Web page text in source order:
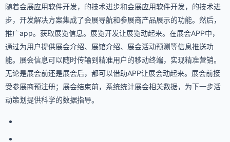
随着会展应用软件开发，的技术进步和会展应用软件开发，的技术进
步，开发解决方案集成了会展导航和参展商产品展示的功能。然后，
推广app。获取展览信息。展览开发让展览动起来。在展会APP中，
通过为用户提供展会介绍、展馆介绍、展会活动预测等信息推送功
能。展会信息可以随时传输到精准用户的移动终端，实现精准营销。
无论是展会前还是展会后，都可以借助APP让展会动起来。展会前接
受参展商预注册；展会结束前，系统统计展会相关数据，为下一步活
动策划提供科学的数据指导。